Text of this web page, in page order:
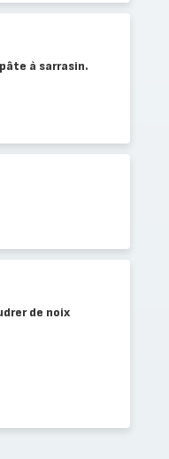
à sarrasin.
de noix